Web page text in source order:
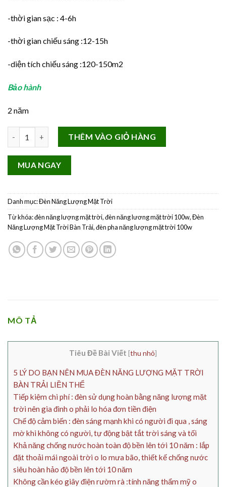
-thời gian sạc : 4-6h
-thời gian chiếu sáng :12-15h
-diện tích chiếu sáng :120-150m2
Bảo hành
2 năm
Đèn Năng Lượng Mặt Trời Bàn Trải Liền Thể Solar iclock 200w
THÊM VÀO GIỎ HÀNG
MUA NGAY
Danh mục:Đèn Năng Lượng Mặt Trời
Từ khóa:đèn năng lượng mặt trời,đèn năng lương mặt trời 100w,Đèn
Năng Lượng Mặt Trời Bàn Trải,đèn pha năng lượng mặt trời 100w
MÔ TẢ
Tiêu Đề Bài Viết [thu nhỏ]
5 LÝ DO BẠN NÊN MUA ĐÈN NĂNG LƯỢNG MẶT TRỜI
BÀN TRẢI LIỀN THỂ
Tiếp kiệm chi phí : đèn sử dụng hoàn bằng năng lượng mặt
trời nên gia đình o phải lo hóa đơn tiền điện
Chế độ cảm biến : đèn sáng mạnh khi có người đi qua , sáng
mờ khi không có người, tự động bật tắt trời sáng và tối
Khả năng chống nước hoàn toàn độ bền lên tới 10 năm : lắp
đặt thoải mái ngoài trời o lo mưa bão, thiết kế chống nước
siêu hoàn hảo độ bền lên tới 10 năm
Không cần kéo giây điện rườm rà :tính năng thẩm mỹ o